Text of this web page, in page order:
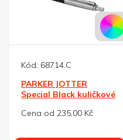
Kód: 68714.C
PARKER JOTTER
Special Black kuličkové
Cena od 235,00 Kč